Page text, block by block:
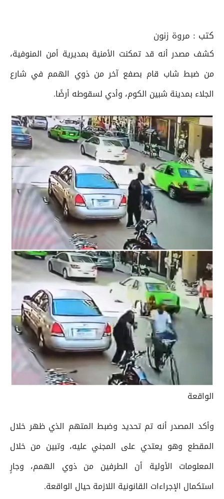
كتب : مروة زنون
كشف مصدر أنه قد تمكنت الأمنية بمديرية أمن المنوفية،
من ضبط شاب قام بصفع آخر من ذوي الهمم في شارع
الجلاء بمدينة شبين الكوم، وأدي لسقوطه أرضًا.
الواقعة
وأكد المصدر أنه تم تحديد وضبط المتهم الذي ظهر خلال
المقطع وهو يعتدي على المجني عليه، وتبين من خلال
المعلومات الأولية أن الطرفين من ذوي الهمم، وجارٍ
استكمال الإجراءات القانونية اللازمة حيال الواقعة.